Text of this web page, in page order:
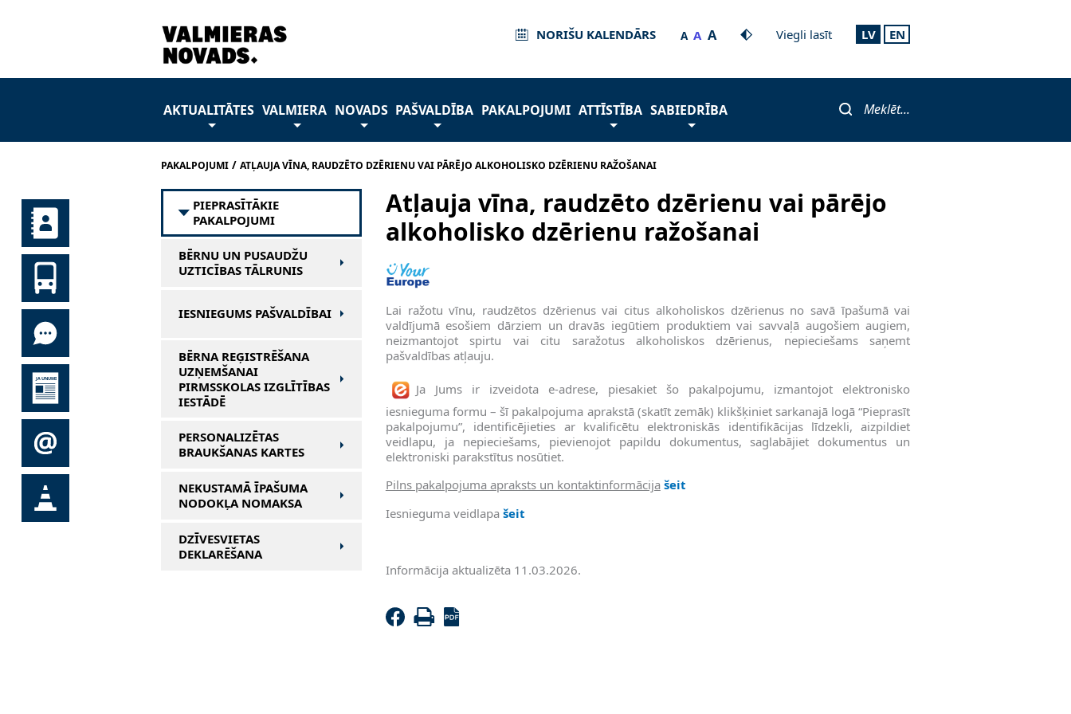
NORIŠU KALENDĀRS A A A Viegli lasīt LV EN
AKTUALITĀTES VALMIERA NOVADS PAŠVALDĪBA PAKALPOJUMI ATTĪSTĪBA SABIEDRĪBA Meklēt...
PAKALPOJUMI/ ATĻAUJA VĪNA, RAUDZĒTO DZĒRIENU VAI PĀRĒJO ALKOHOLISKO DZĒRIENU RAŽOŠANAI
PIEPRASĪTĀKIE
PAKALPOJUMI
BĒRNU UN PUSAUDŽU
UZTICĪBAS TĀLRUNIS
IESNIEGUMS PAŠVALDĪBAI
BĒRNA REĢISTRĒŠANA
UZŅEMŠANAI
PIRMSSKOLAS IZGLĪTĪBAS
IESTĀDĒ
PERSONALIZĒTAS
BRAUKŠANAS KARTES
NEKUSTAMĀ ĪPAŠUMA
NODOKĻA NOMAKSA
DZĪVESVIETAS
DEKLARĒŠANA
Atļauja vīna, raudzēto dzērienu vai pārējo
alkoholisko dzērienu ražošanai
Lai ražotu vīnu, raudzētos dzērienus vai citus alkoholiskos dzērienus no savā īpašumā vai
valdījumā esošiem dārziem un dravās iegūtiem produktiem vai savvaļā augošiem augiem,
neizmantojot spirtu vai citu saražotus alkoholiskos dzērienus, nepieciešams saņemt
pašvaldības atļauju.
Ja Jums ir izveidota e-adrese, piesakiet šo pakalpojumu, izmantojot elektronisko
iesnieguma formu – šī pakalpojuma aprakstā (skatīt zemāk) klikšķiniet sarkanajā logā “Pieprasīt
pakalpojumu”, identificējieties ar kvalificētu elektroniskās identifikācijas līdzekli, aizpildiet
veidlapu, ja nepieciešams, pievienojot papildu dokumentus, saglabājiet dokumentus un
elektroniski parakstītus nosūtiet.
Pilns pakalpojuma apraksts un kontaktinformācija šeit
Iesnieguma veidlapa šeit
Informācija aktualizēta 11.03.2026.